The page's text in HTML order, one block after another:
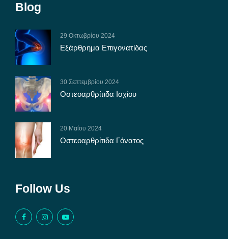
Blog
29 Οκτωβρίου 2024
Εξάρθρημα Επιγονατίδας
30 Σεπτεμβρίου 2024
Οστεοαρθρίτιδα Ισχίου
20 Μαΐου 2024
Οστεοαρθρίτιδα Γόνατος
Follow Us